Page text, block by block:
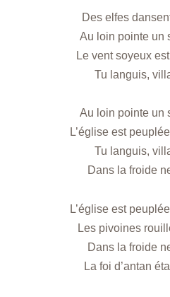
Des elfes
Au loin pointe un
Le vent soyeux
Tu languis,
Au loin pointe un
L’église est
Tu languis,
Dans la froide
L’église est
Les pivoines
Dans la froide
La foi d’antan